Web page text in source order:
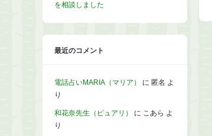
を相談しました
最近のコメント
電話占いMARIA（マリア） に 匿名 よ
り
和花奈先生（ピュアリ） に こあら よ
り